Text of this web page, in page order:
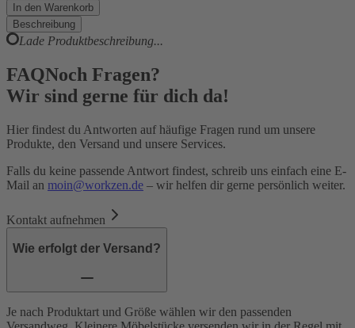
In den Warenkorb
Beschreibung
Lade Produktbeschreibung...
FAQNoch Fragen?
Wir sind gerne für dich da!
Hier findest du Antworten auf häufige Fragen rund um unsere
Produkte, den Versand und unsere Services.
Falls du keine passende Antwort findest, schreib uns einfach eine E-
Mail an moin@workzen.de – wir helfen dir gerne persönlich weiter.
Kontakt aufnehmen
Wie erfolgt der Versand?
Je nach Produktart und Größe wählen wir den passenden